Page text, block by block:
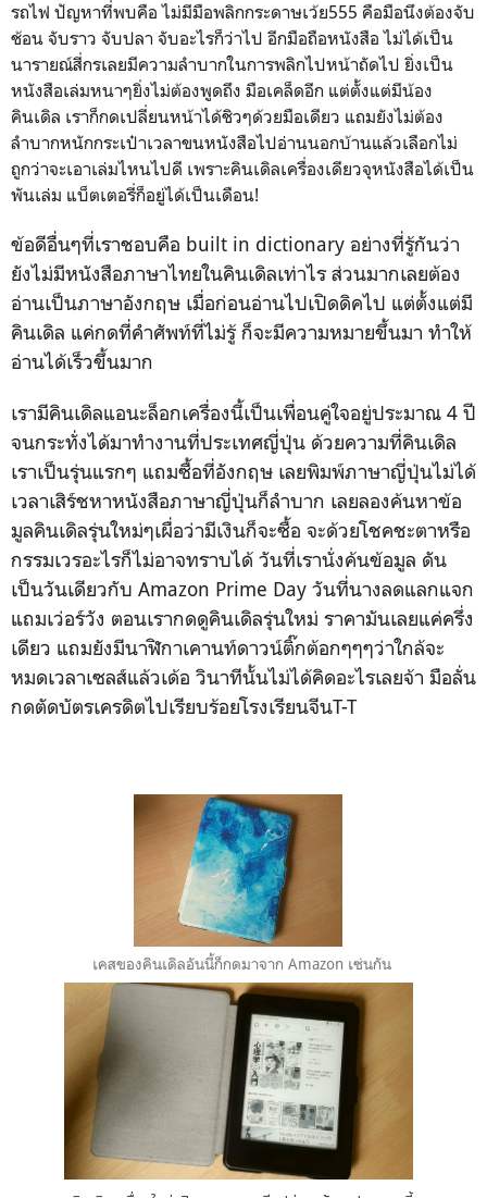
รถไฟ ปัญหาที่พบคือ ไม่มีมือพลิกกระดาษเว้ย555 คือมือนึงต้องจับ
ช้อน จับราว จับปลา จับอะไรก็ว่าไป อีกมือถือหนังสือ ไม่ได้เป็น
นารายณ์สี่กรเลยมีความลำบากในการพลิกไปหน้าถัดไป ยิ่งเป็น
หนังสือเล่มหนาๆยิ่งไม่ต้องพูดถึง มือเคล็ดอีก แต่ตั้งแต่มีน้อง
คินเดิล เราก็กดเปลี่ยนหน้าได้ชิวๆด้วยมือเดียว แถมยังไม่ต้อง
ลำบากหนักกระเป๋าเวลาขนหนังสือไปอ่านนอกบ้านแล้วเลือกไม่
ถูกว่าจะเอาเล่มไหนไปดี เพราะคินเดิลเครื่องเดียวจุหนังสือได้เป็น
พันเล่ม แบ็ตเตอรี่ก็อยู่ได้เป็นเดือน!
ข้อดีอื่นๆที่เราชอบคือ built in dictionary อย่างที่รู้กันว่า
ยังไม่มีหนังสือภาษาไทยในคินเดิลเท่าไร ส่วนมากเลยต้อง
อ่านเป็นภาษาอังกฤษ เมื่อก่อนอ่านไปเปิดดิคไป แต่ตั้งแต่มี
คินเดิล แค่กดที่คำศัพท์ที่ไม่รู้ ก็จะมีความหมายขึ้นมา ทำให้
อ่านได้เร็วขึ้นมาก
เรามีคินเดิลแอนะล็อกเครื่องนี้เป็นเพื่อนคู่ใจอยู่ประมาณ 4 ปี
จนกระทั่งได้มาทำงานที่ประเทศญี่ปุ่น ด้วยความที่คินเดิล
เราเป็นรุ่นแรกๆ แถมซื้อที่อังกฤษ เลยพิมพ์ภาษาญี่ปุ่นไม่ได้
เวลาเสิร์ชหาหนังสือภาษาญี่ปุ่นก็ลำบาก เลยลองค้นหาข้อ
มูลคินเดิลรุ่นใหม่ๆเผื่อว่ามีเงินก็จะซื้อ จะด้วยโชคชะตาหรือ
กรรมเวรอะไรก็ไม่อาจทราบได้ วันที่เรานั่งค้นข้อมูล ดัน
เป็นวันเดียวกับ Amazon Prime Day วันที่นางลดแลกแจก
แถมเว่อร์วัง ตอนเรากดดูคินเดิลรุ่นใหม่ ราคามันเลยแค่ครึ่ง
เดียว แถมยังมีนาฬิกาเคานท์ดาวน์ติ๊กต้อกๆๆๆว่าใกล้จะ
หมดเวลาเซลส์แล้วเด้อ วินาทีนั้นไม่ได้คิดอะไรเลยจ้า มือลั่น
กดตัดบัตรเครดิตไปเรียบร้อยโรงเรียนจีนT-T
เคสของคินเดิลอันนี้ก็กดมาจาก Amazon เช่นกัน